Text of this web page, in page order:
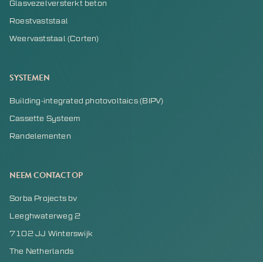
Glasvezelversterkt beton
Roestvaststaal
Weervaststaal (Corten)
SYSTEMEN
Building-integrated photovoltaics (BIPV)
Cassette Systeem
Randelementen
NEEM CONTACT OP
Sorba Projects bv
Leeghwaterweg 2
7102 JJ Winterswijk
The Netherlands